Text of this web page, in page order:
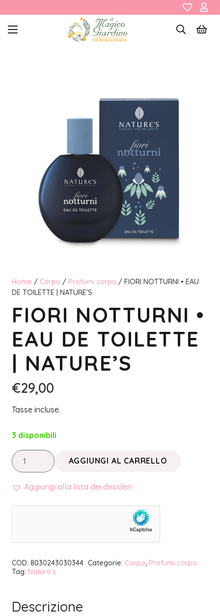
Home / Corpo / Profumi corpo / FIORI NOTTURNI • EAU
DE TOILETTE | NATURE’S
FIORI NOTTURNI •
EAU DE TOILETTE
| NATURE’S
€29,00
Tasse incluse.
3 disponibili
FIORI
NOTTURNI
•
quantità
AGGIUNGI AL CARRELLO
Aggiungi alla lista dei desideri
COD: 8030243030344 Categorie: Corpo, Profumi corpo
Tag: Nature's
Descrizione